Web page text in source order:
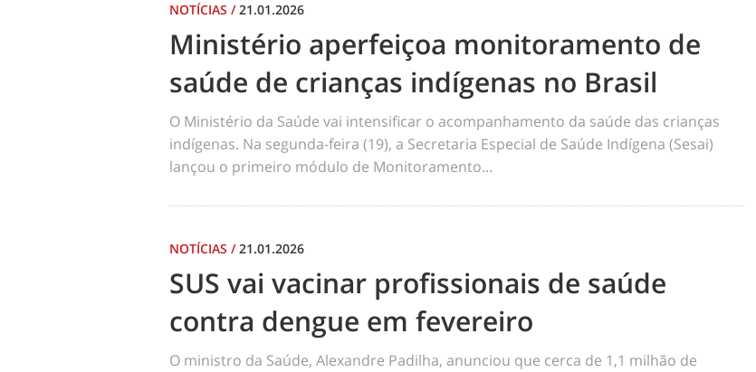
NOTÍCIAS /21.01.2026
Ministério aperfeiçoa monitoramento de
saúde de crianças indígenas no Brasil
O Ministério da Saúde vai intensificar o acompanhamento da saúde das crianças
indígenas. Na segunda-feira (19), a Secretaria Especial de Saúde Indígena (Sesai)
lançou o primeiro módulo de Monitoramento...
NOTÍCIAS /21.01.2026
SUS vai vacinar profissionais de saúde
contra dengue em fevereiro
O ministro da Saúde, Alexandre Padilha, anunciou que cerca de 1,1 milhão de